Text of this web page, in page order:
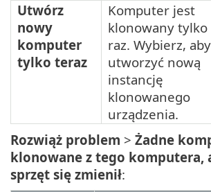
Utwórz
nowy
komputer
tylko teraz
Komputer jest
klonowany tylko
raz. Wybierz, aby
utworzyć nową
instancję
klonowanego
urządzenia.
Rozwiąż problem > Żadne
klonowane z tego komputera,
sprzęt się zmienił: